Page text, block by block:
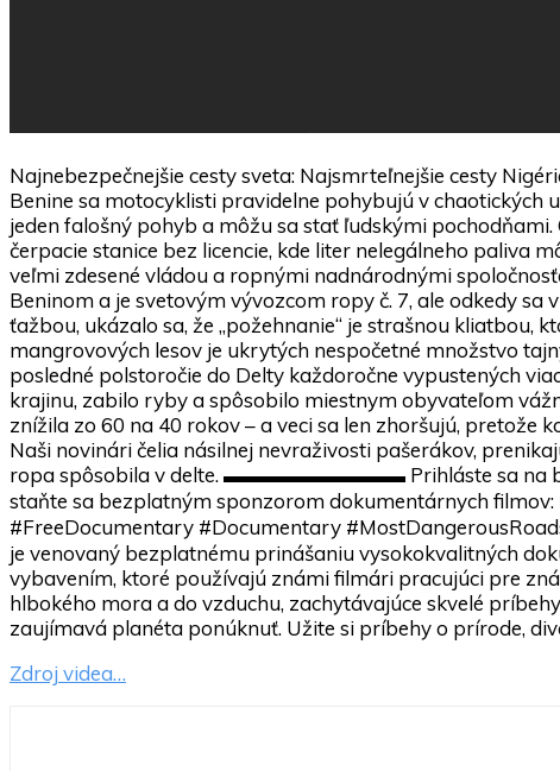
Najnebezpečnejšie cesty sveta: Najsmrteľnejšie cesty
Benine sa motocyklisti pravidelne pohybujú v
jeden falošný pohyb a môžu sa stať ľudskými
čerpacie stanice bez licencie, kde liter nelegálneho paliva
veľmi zdesené vládou a ropnými nadnárodnými
Beninom a je svetovým vývozcom ropy č. 7, ale odkedy sa
ťažbou, ukázalo sa, že „požehnanie“ je strašnou kliatbou,
mangrovových lesov je ukrytých nespočetné množstvo
posledné polstoročie do Delty každoročne vypustených
krajinu, zabilo ryby a spôsobilo miestnym obyvateľom
znížila zo 60 na 40 rokov – a veci sa len zhoršujú, pretože
Naši novinári čelia násilnej nevraživosti pašerákov,
ropa spôsobila v delte. ▬▬▬▬▬▬▬▬▬ Prihláste sa na
staňte sa bezplatným sponzorom dokumentárnych
#FreeDocumentary #Documentary
je venovaný bezplatnému prinášaniu vysokokvalitných
vybavením, ktoré používajú známi filmári pracujúci pre
hlbokého mora a do vzduchu, zachytávajúce skvelé
zaujímavá planéta ponúknuť. Užite si príbehy o prírode,
Zdroj videa…